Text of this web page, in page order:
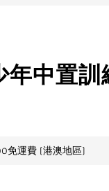
中置訓
免運費 (港澳地區)